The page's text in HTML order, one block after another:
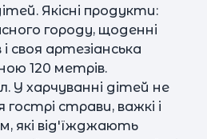
Якісні продукти:
городу, щоденні
і своя артезіанська
120 метрів.
У харчуванні дітей не
страви, важкі і
які від'їжджають